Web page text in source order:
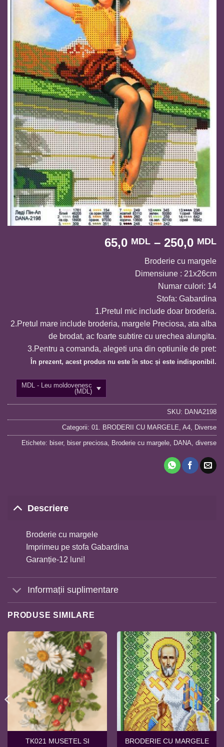
65,0 MDL – 250,0 MDL
Broderie cu margele
Dimensiune : 21x26cm
Numar culori: 14
Stofa: Gabardina
1.Pretul mic include doar broderia.
2.Pretul mare include broderia, margele Preciosa, ata alba
de brodat, ac foarte subtire cu urechea alungita.
3.Pentru a comanda, alegeti una din optiunile de pret:
În prezent, acest produs nu este în stoc și este indisponibil.
MDL - Leu moldovenesc
(MDL)
SKU: DANA2198
Categorii: 01. BRODERII CU MARGELE, A4, Diverse
Etichete: biser, biser preciosa, Broderie cu margele, DANA, diverse
Descriere
Broderie cu margele
Imprimeu pe stofa Gabardina
Garanție-12 luni!
Informații suplimentare
PRODUSE SIMILARE
TK021 MUSETEL SI
BRODERIE CU MARGELE